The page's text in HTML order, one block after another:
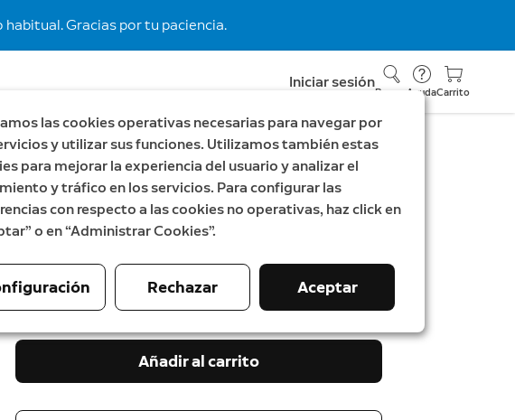
Gracias por tu paciencia.
Iniciar sesión
Buscar AyudaCarrito
Ahorra €130
Videotimbre cableado Pro
Antes
229,99 €
Añadir al carrito
las cookies operativas necesarias para navegar por
y utilizar sus funciones. Utilizamos también estas
para mejorar la experiencia del usuario y analizar el
y tráfico en los servicios. Para configurar las
con respecto a las cookies no operativas, haz click en
o en “Administrar Cookies”.
Rechazar Aceptar